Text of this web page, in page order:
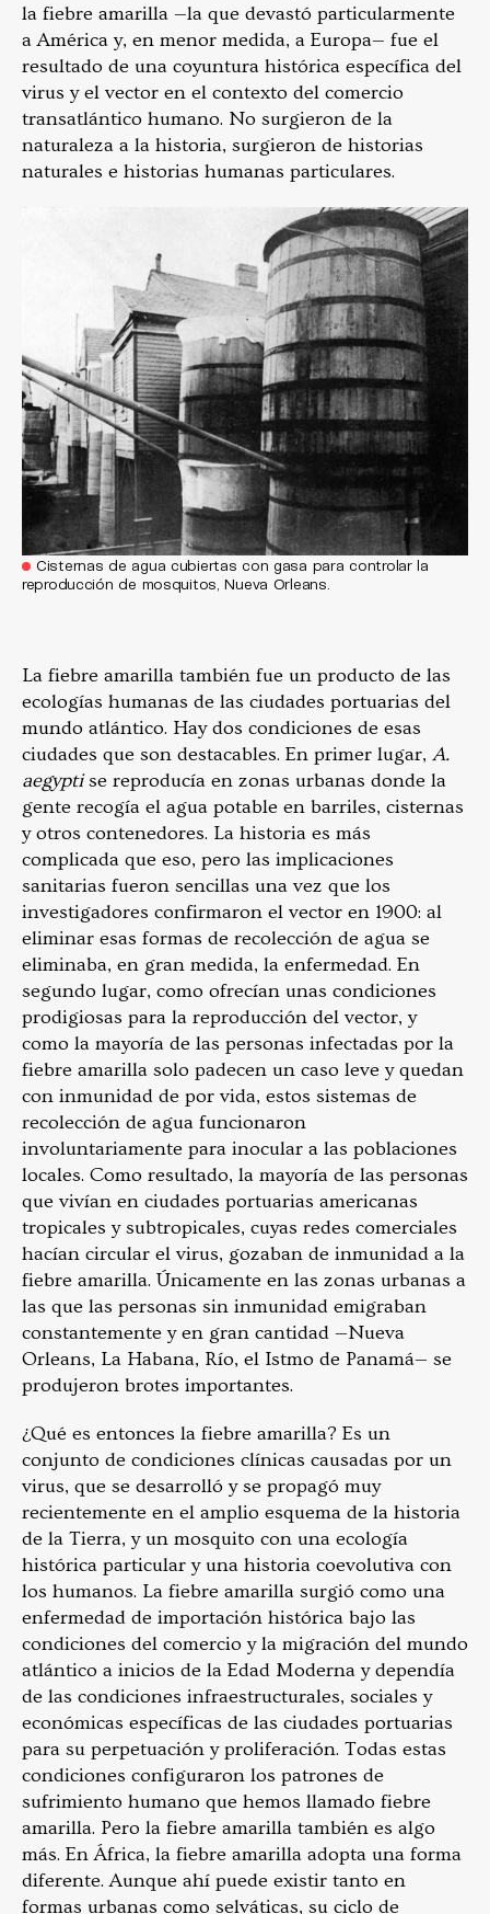
la fiebre amarilla —la que devastó particularmente
a América y, en menor medida, a Europa— fue el
resultado de una coyuntura histórica específica del
virus y el vector en el contexto del comercio
transatlántico humano. No surgieron de la
naturaleza a la historia, surgieron de historias
naturales e historias humanas particulares.
Cisternas de agua cubiertas con gasa para controlar la
reproducción de mosquitos, Nueva Orleans.
La fiebre amarilla también fue un producto de las
ecologías humanas de las ciudades portuarias del
mundo atlántico. Hay dos condiciones de esas
ciudades que son destacables. En primer lugar, A.
aegyptise reproducía en zonas urbanas donde la
gente recogía el agua potable en barriles, cisternas
y otros contenedores. La historia es más
complicada que eso, pero las implicaciones
sanitarias fueron sencillas una vez que los
investigadores confirmaron el vector en 1900: al
eliminar esas formas de recolección de agua se
eliminaba, en gran medida, la enfermedad. En
segundo lugar, como ofrecían unas condiciones
prodigiosas para la reproducción del vector, y
como la mayoría de las personas infectadas por la
fiebre amarilla solo padecen un caso leve y quedan
con inmunidad de por vida, estos sistemas de
recolección de agua funcionaron
involuntariamente para inocular a las poblaciones
locales. Como resultado, la mayoría de las personas
que vivían en ciudades portuarias americanas
tropicales y subtropicales, cuyas redes comerciales
hacían circular el virus, gozaban de inmunidad a la
fiebre amarilla. Únicamente en las zonas urbanas a
las que las personas sin inmunidad emigraban
constantemente y en gran cantidad —Nueva
Orleans, La Habana, Río, el Istmo de Panamá— se
produjeron brotes importantes.
¿Qué es entonces la fiebre amarilla? Es un
conjunto de condiciones clínicas causadas por un
virus, que se desarrolló y se propagó muy
recientemente en el amplio esquema de la historia
de la Tierra, y un mosquito con una ecología
histórica particular y una historia coevolutiva con
los humanos. La fiebre amarilla surgió como una
enfermedad de importación histórica bajo las
condiciones del comercio y la migración del mundo
atlántico a inicios de la Edad Moderna y dependía
de las condiciones infraestructurales, sociales y
económicas específicas de las ciudades portuarias
para su perpetuación y proliferación. Todas estas
condiciones configuraron los patrones de
sufrimiento humano que hemos llamado fiebre
amarilla. Pero la fiebre amarilla también es algo
más. En África, la fiebre amarilla adopta una forma
diferente. Aunque ahí puede existir tanto en
formas urbanas como selváticas, su ciclo de